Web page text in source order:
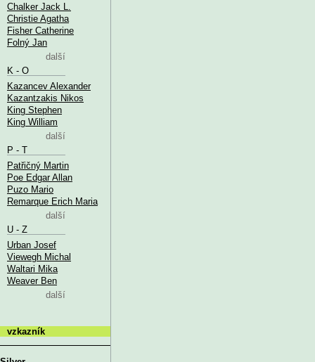
Chalker Jack L.
Christie Agatha
Fisher Catherine
Folný Jan
další
K - O
Kazancev Alexander
Kazantzakis Nikos
King Stephen
King William
další
P - T
Patřičný Martin
Poe Edgar Allan
Puzo Mario
Remarque Erich Maria
další
U - Z
Urban Josef
Viewegh Michal
Waltari Mika
Weaver Ben
další
vzkazník